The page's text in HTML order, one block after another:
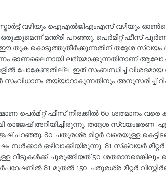
വഴിയും ഐഎല്‍ജിഎംഎസ് വഴിയും
മന്ത്രി പറഞ്ഞു. പെര്‍മിറ്റ് ഫീസ്
തുക കൊടുത്തുതീര്‍ക്കുന്നതിന് തദ്ദേശ സ്വയം
ഓണലൈനായി ലഭ്യമാക്കുന്നതിനാണ്
പോകേണ്ടതില്ല. ഇത് സംബന്ധിച്ച് വിശദമായ
തയ്യാറാകുന്നതിനും അനുസരിച്ച്
പെര്‍മിറ്റ് ഫീസ് നിരക്കില്‍ 60 ശതമാനം
രാജേഷ് അറിയിച്ചിരുന്നു. തദ്ദേശ
പറഞ്ഞു. 80 ചതുരശ്ര മീറ്റര്‍ വരെയുള്ള
സര്‍ക്കാര്‍ ഒഴിവാക്കിയിരുന്നു. 81 സ്‌ക്വയര്‍
വീടുകള്‍ക്ക് ചുരുങ്ങിയത് 50 ശതമാനമെങ്കിലും
81 മുതല്‍ 150 ചതുരശ്ര മീറ്റര്‍